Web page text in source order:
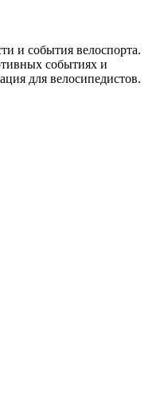
и события велоспорта.
событиях и
для велосипедистов.